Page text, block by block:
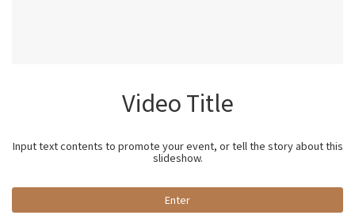
Video Title
Input text contents to promote your event, or tell the story about this
slideshow.
Enter